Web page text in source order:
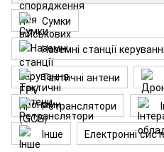
Сумки
Наземні станції
Тактичні антени
Ретранслятори
Інше
Електронні